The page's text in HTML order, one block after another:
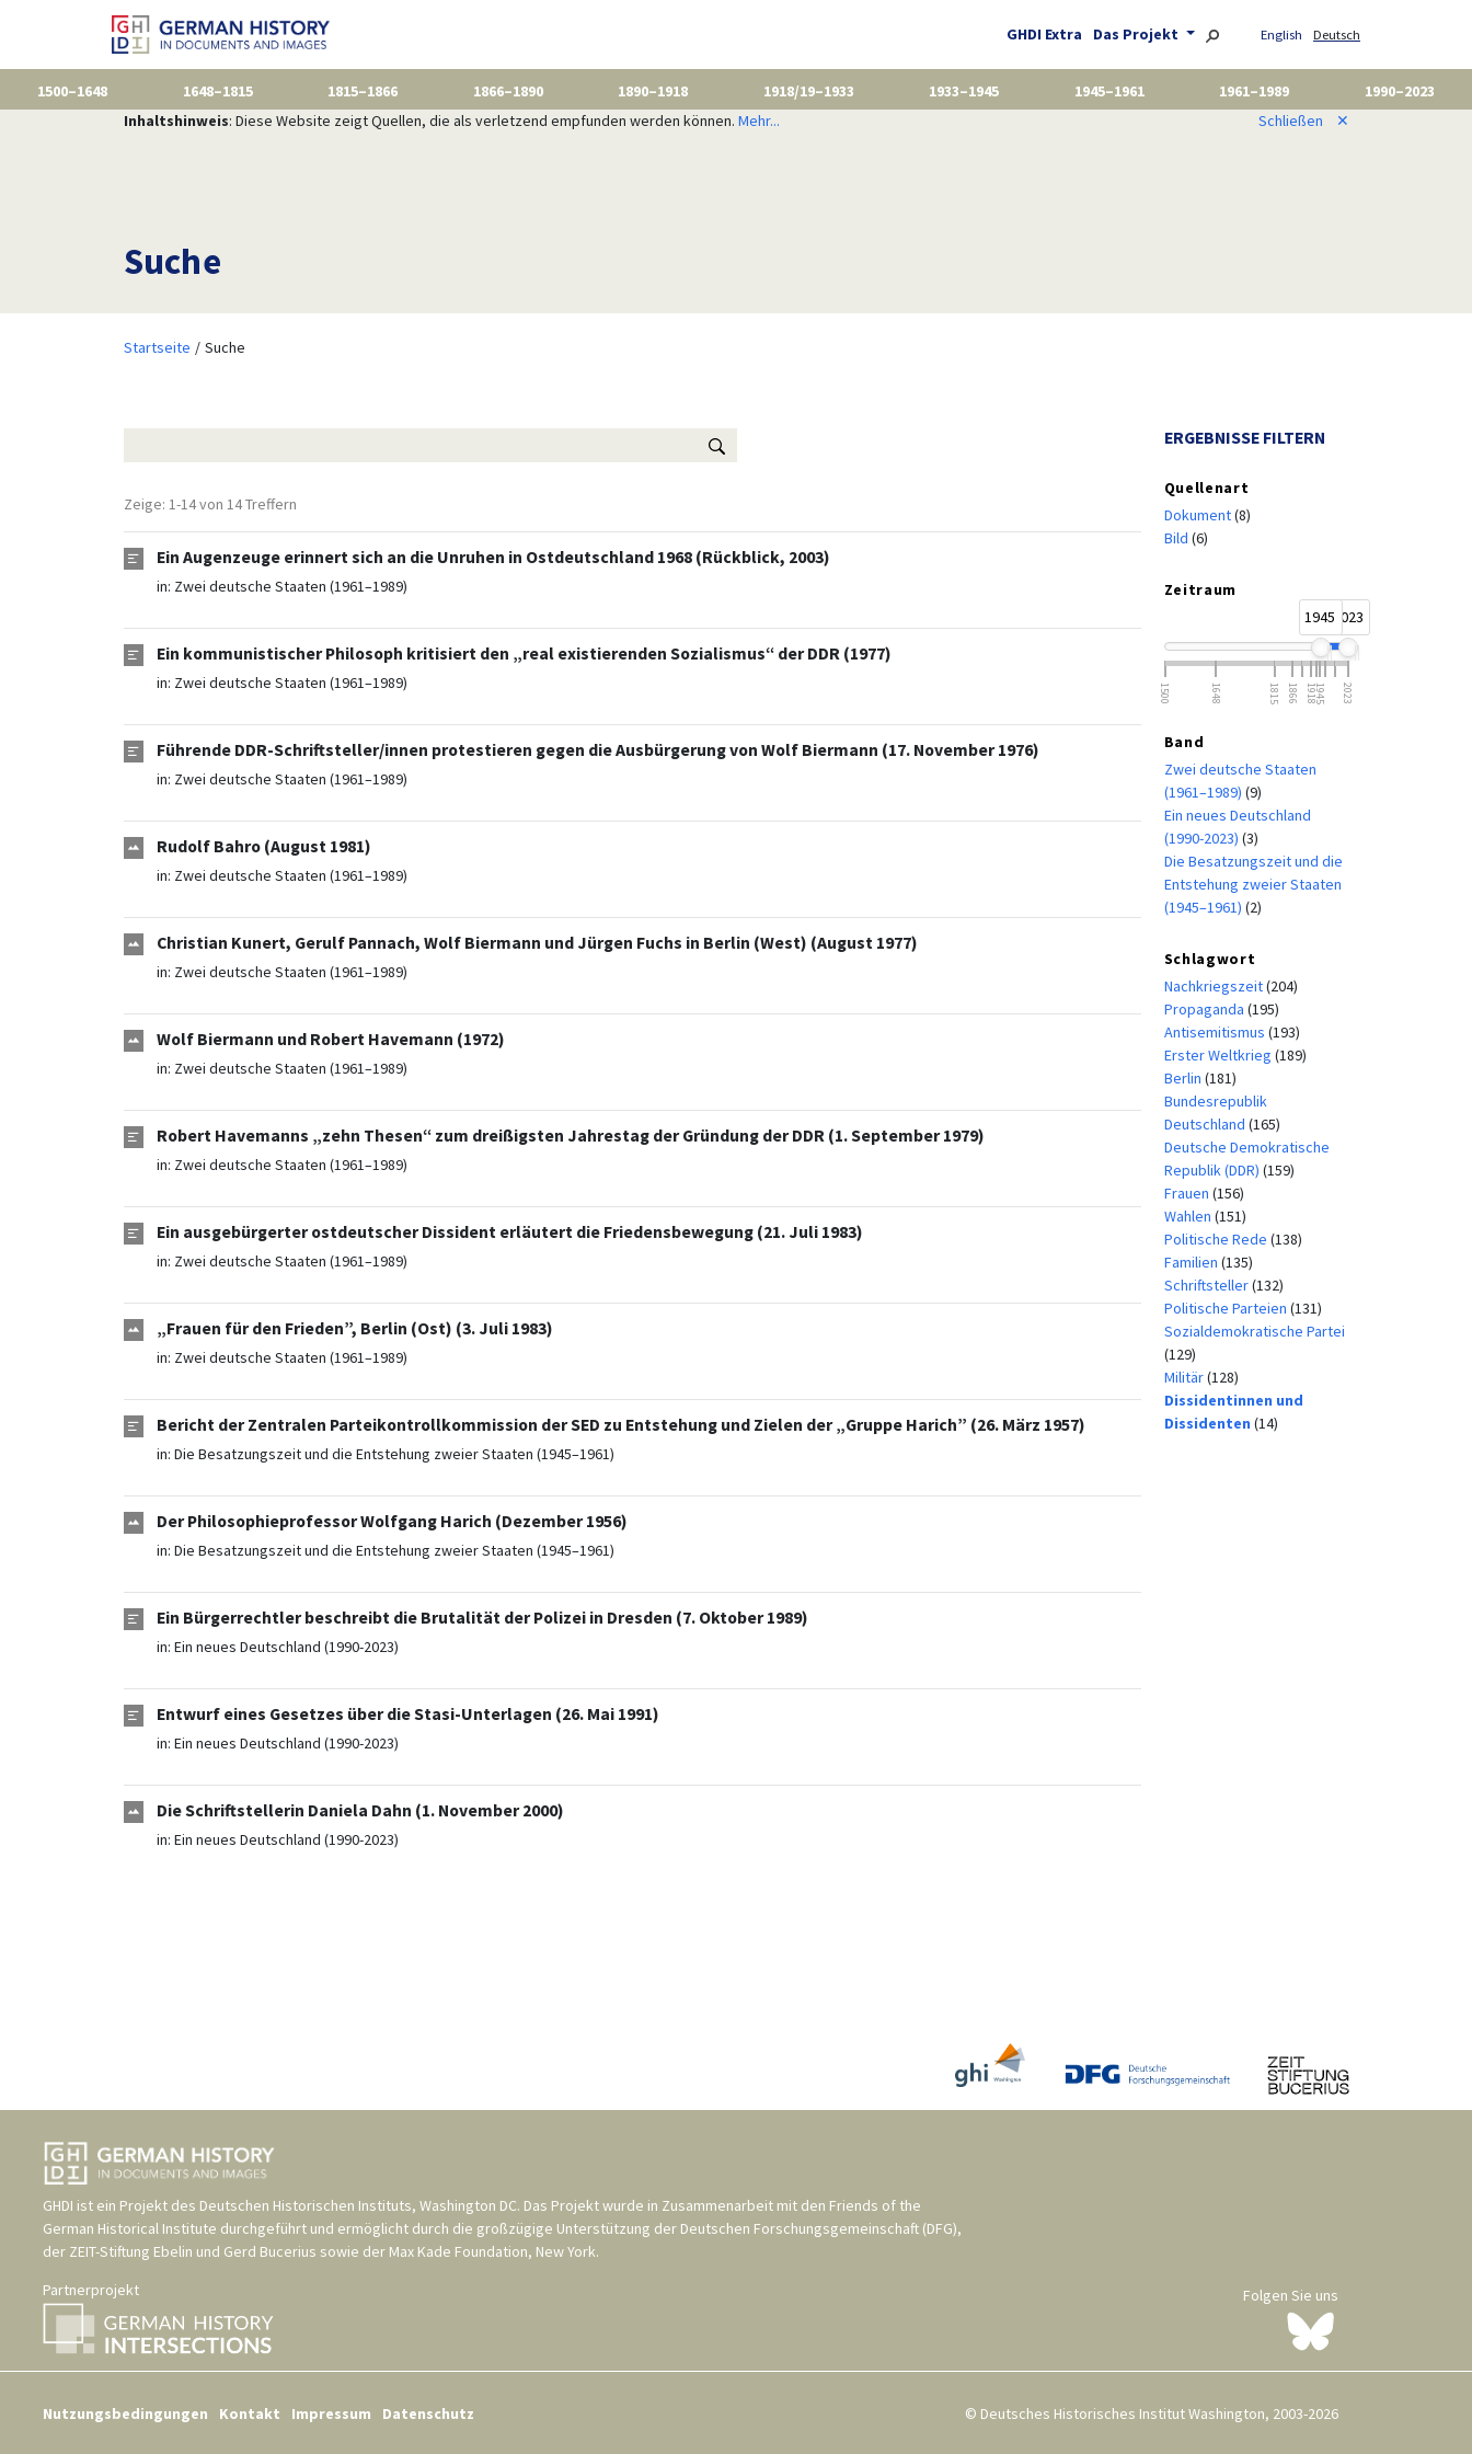
GHDI Extra Das Projekt English Deutsch
1500–1648 1648–1815 1815–1866 1866–1890 1890–1918 1918/19–1933 1933–1945 1945–1961 1961–1989
1990–2023
Inhaltshinweis: Diese Website zeigt Quellen, die als verletzend empfunden werden können. Mehr... Schließen ✕
Suche
Startseite Suche
Zeige: 1-14 von 14 Treffern
Ein Augenzeuge erinnert sich an die Unruhen in Ostdeutschland 1968 (Rückblick, 2003)
in: Zwei deutsche Staaten (1961–1989)
Ein kommunistischer Philosoph kritisiert den „real existierenden Sozialismus“ der DDR (1977)
in: Zwei deutsche Staaten (1961–1989)
Führende DDR-Schriftsteller/innen protestieren gegen die Ausbürgerung von Wolf Biermann (17. November 1976)
in: Zwei deutsche Staaten (1961–1989)
Rudolf Bahro (August 1981)
in: Zwei deutsche Staaten (1961–1989)
Christian Kunert, Gerulf Pannach, Wolf Biermann und Jürgen Fuchs in Berlin (West) (August 1977)
in: Zwei deutsche Staaten (1961–1989)
Wolf Biermann und Robert Havemann (1972)
in: Zwei deutsche Staaten (1961–1989)
Robert Havemanns „zehn Thesen“ zum dreißigsten Jahrestag der Gründung der DDR (1. September 1979)
in: Zwei deutsche Staaten (1961–1989)
Ein ausgebürgerter ostdeutscher Dissident erläutert die Friedensbewegung (21. Juli 1983)
in: Zwei deutsche Staaten (1961–1989)
„Frauen für den Frieden”, Berlin (Ost) (3. Juli 1983)
in: Zwei deutsche Staaten (1961–1989)
Bericht der Zentralen Parteikontrollkommission der SED zu Entstehung und Zielen der „Gruppe Harich” (26. März 1957)
in: Die Besatzungszeit und die Entstehung zweier Staaten (1945–1961)
Der Philosophieprofessor Wolfgang Harich (Dezember 1956)
in: Die Besatzungszeit und die Entstehung zweier Staaten (1945–1961)
Ein Bürgerrechtler beschreibt die Brutalität der Polizei in Dresden (7. Oktober 1989)
in: Ein neues Deutschland (1990-2023)
Entwurf eines Gesetzes über die Stasi-Unterlagen (26. Mai 1991)
in: Ein neues Deutschland (1990-2023)
Die Schriftstellerin Daniela Dahn (1. November 2000)
in: Ein neues Deutschland (1990-2023)
ERGEBNISSE FILTERN
Quellenart
Dokument(8)
Bild (6)
Zeitraum
19452023
1500 1648 1815 1866 19181945 2023
Band
Zwei deutsche Staaten
(1961–1989) (9)
Ein neues Deutschland
(1990-2023) (3)
Die Besatzungszeit und die
Entstehung zweier Staaten
(1945–1961) (2)
Schlagwort
Nachkriegszeit(204)
Propaganda (195)
Antisemitismus (193)
Erster Weltkrieg (189)
Berlin (181)
Bundesrepublik
Deutschland (165)
Deutsche Demokratische
Republik (DDR) (159)
Frauen (156)
Wahlen (151)
Politische Rede (138)
Familien (135)
Schriftsteller(132)
Politische Parteien (131)
Sozialdemokratische Partei
(129)
Militär(128)
Dissidentinnen und
Dissidenten (14)
GHDI ist ein Projekt des Deutschen Historischen Instituts, Washington DC. Das Projekt wurde in Zusammenarbeit mit den Friends of the
German Historical Institute durchgeführt und ermöglicht durch die großzügige Unterstützung der Deutschen Forschungsgemeinschaft (DFG),
der ZEIT-Stiftung Ebelin und Gerd Bucerius sowie der Max Kade Foundation, New York.
Partnerprojekt
Folgen Sie uns
Nutzungsbedingungen Kontakt Impressum Datenschutz © Deutsches Historisches Institut Washington, 2003-2026